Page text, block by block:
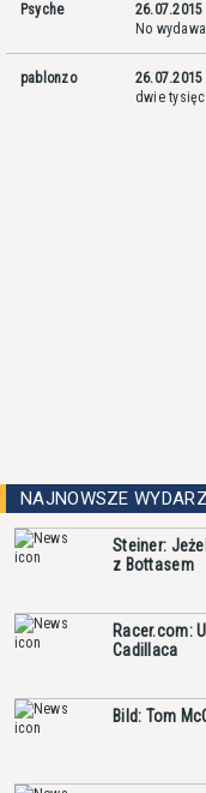
Psyche 26.07.2015
No
pablonzo 26.07.2015
dwie
NAJNOWSZE
Steiner:
z Bottasem
Racer.com:
Cadillaca
Bild: Tom